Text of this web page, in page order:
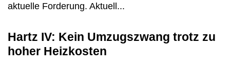
aktuelle Forderung. Aktuell...
Hartz IV: Kein Umzugszwang trotz zu
hoher Heizkosten